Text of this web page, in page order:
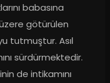
babasına
götürülen
tutmuştur. Asıl
sürdürmektedir.
de intikamını